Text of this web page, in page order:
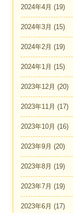
2024年4月 (19)
2024年3月 (15)
2024年2月 (19)
2024年1月 (15)
2023年12月 (20)
2023年11月 (17)
2023年10月 (16)
2023年9月 (20)
2023年8月 (19)
2023年7月 (19)
2023年6月 (17)